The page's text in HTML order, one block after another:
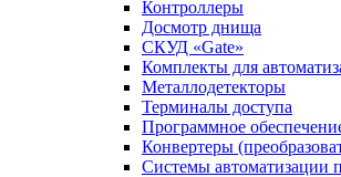
Контроллеры
Досмотр днища
СКУД «Gate»
Комплекты для
Металлодетекторы
Терминалы доступа
Программное
Конвертеры
Системы автоматизации